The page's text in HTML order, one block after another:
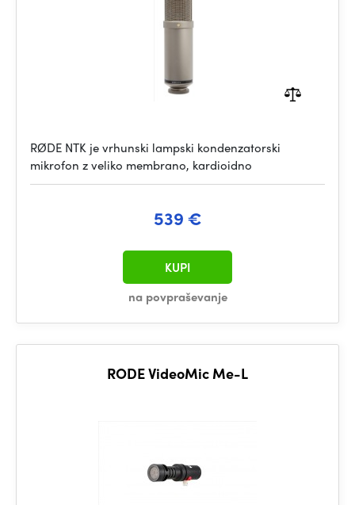
RØDE NTK je vrhunski lampski kondenzatorski
mikrofon z veliko membrano, kardioidno
539 €
na povpraševanje
KUPI
RODE VideoMic Me-L